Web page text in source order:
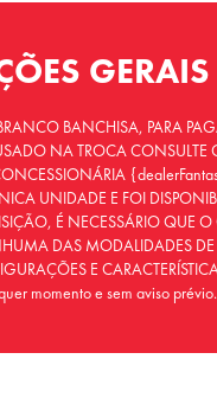
GERAIS
BANCHISA, PARA
NA TROCA CONSULTE
UNIDADE E FOI
É NECESSÁRIO QUE
DAS MODALIDADES
E
momento e sem aviso prévio.